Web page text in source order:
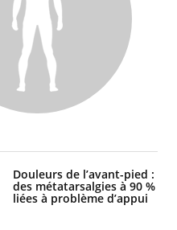
Douleurs de l’avant-pied :
des métatarsalgies à 90 %
liées à problème d’appui